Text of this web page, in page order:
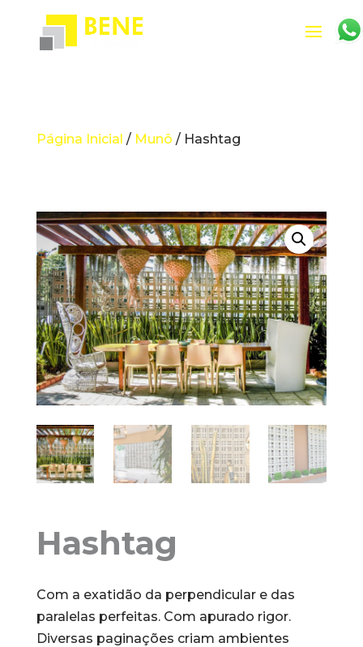
Página Inicial / Munô / Hashtag
Hashtag
Com a exatidão da perpendicular e das
paralelas perfeitas. Com apurado rigor.
Diversas paginações criam ambientes